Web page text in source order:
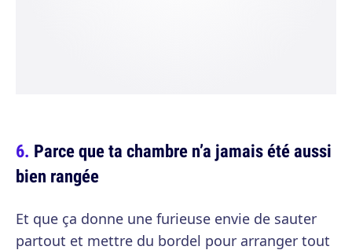
Parce que ta chambre n’a jamais été aussi
bien rangée
Et que ça donne une furieuse envie de sauter
partout et mettre du bordel pour arranger tout